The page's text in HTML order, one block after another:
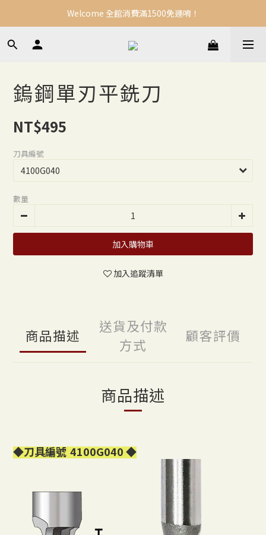
Welcome 全館消費滿1500免運唷！
鎢鋼單刃平銑刀
NT$495
刀具編號
數量
加入購物車
加入追蹤清單
商品描述
送貨及付款
方式
顧客評價
商品描述
◆刀具編號 4100G040◆